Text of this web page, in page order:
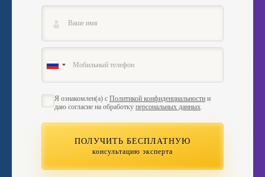
Я ознакомлен(а) с Политикой конфиденциальности и
даю согласие на обработку персональных данных.
ПОЛУЧИТЬ БЕСПЛАТНУЮ
консультацию эксперта